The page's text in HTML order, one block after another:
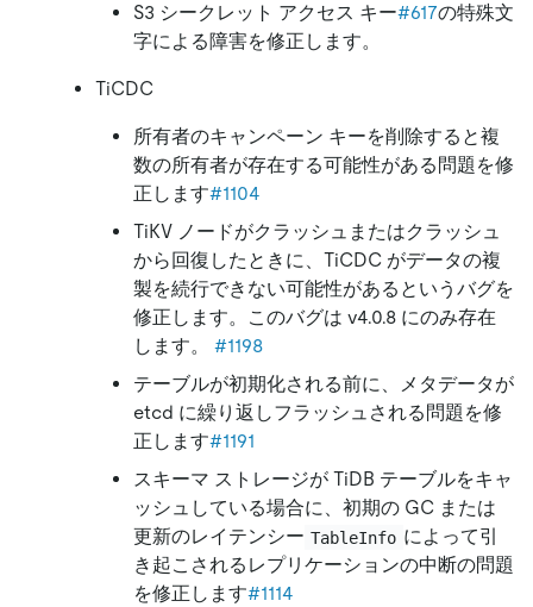
S3 シークレット アクセス キー#617の特殊文
字による障害を修正します。
TiCDC
所有者のキャンペーン キーを削除すると複
数の所有者が存在する可能性がある問題を修
正します#1104
TiKV ノードがクラッシュまたはクラッシュ
から回復したときに、TiCDC がデータの複
製を続行できない可能性があるというバグを
修正します。このバグは v4.0.8 にのみ存在
します。 #1198
テーブルが初期化される前に、メタデータが
etcd に繰り返しフラッシュされる問題を修
正します#1191
スキーマ ストレージが TiDB テーブルをキャ
ッシュしている場合に、初期の GC または
更新のレイテンシー TableInfo によって引
き起こされるレプリケーションの中断の問題
を修正します#1114